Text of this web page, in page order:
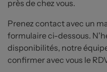
près de chez vous.
Prenez contact avec un
formulaire ci-dessous.
disponibilités, notre
confirmer avec vous le